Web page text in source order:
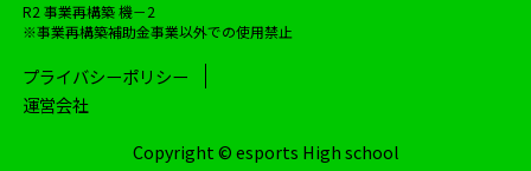
R2 事業再構築 機－2
※事業再構築補助金事業以外での使用禁止
プライバシーポリシー
運営会社
Copyright © esports High school